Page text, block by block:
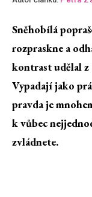
Sněhobílá
rozpraskne a
kontrast udělal z
Vypadají jako
pravda je
k vůbec
zvládnete.